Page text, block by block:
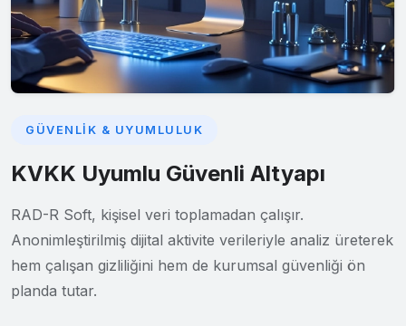
GÜVENLIK & UYUMLULUK
KVKK Uyumlu Güvenli Altyapı
RAD-R Soft, kişisel veri toplamadan çalışır.
Anonimleştirilmiş dijital aktivite verileriyle analiz üreterek
hem çalışan gizliliğini hem de kurumsal güvenliği ön
planda tutar.